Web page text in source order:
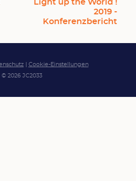
Light up the World !
2019 -
Konferenzbericht
Cookie-Einstellungen
© 2026 JC2033